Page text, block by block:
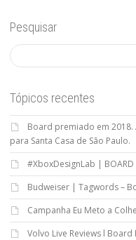
Pesquisar
Tópicos recentes
Board premiado em 2018.
para Santa Casa de São Paulo.
#XboxDesignLab | BOARD
Budweiser | Tagwords –
Campanha Eu Meto a
Volvo Live Reviews l Board